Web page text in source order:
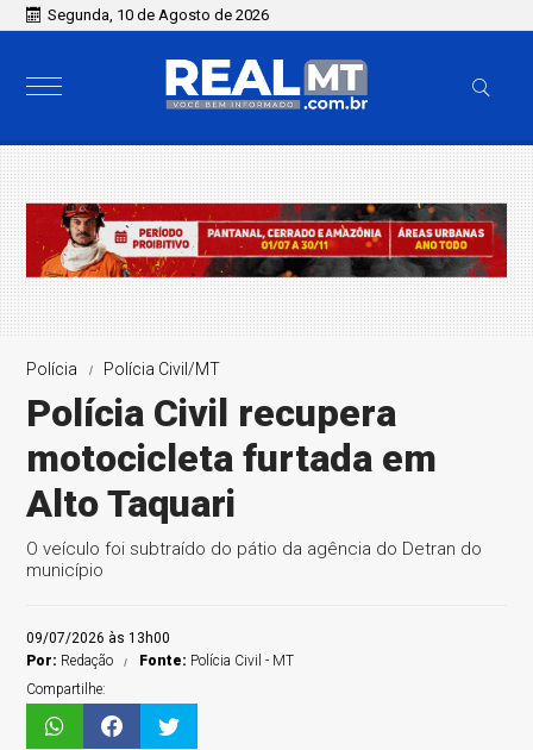
Segunda, 10 de Agosto de 2026
Polícia Polícia Civil/MT
Polícia Civil recupera
motocicleta furtada em
Alto Taquari
O veículo foi subtraído do pátio da agência do Detran do
município
09/07/2026 às 13h00
Por: Redação Fonte: Polícia Civil - MT
Compartilhe: